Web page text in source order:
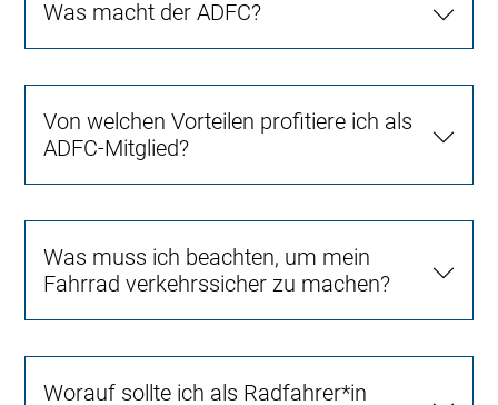
Was macht der ADFC?
Von welchen Vorteilen profitiere ich als
ADFC-Mitglied?
Was muss ich beachten, um mein
Fahrrad verkehrssicher zu machen?
Worauf sollte ich als Radfahrer*in